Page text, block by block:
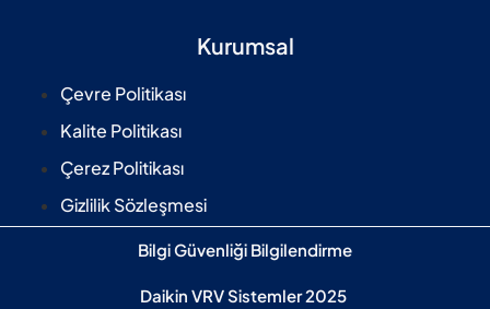
Kurumsal
Çevre Politikası
Kalite Politikası
Çerez Politikası
Gizlilik Sözleşmesi
Bilgi Güvenliği Bilgilendirme
Daikin VRV Sistemler 2025